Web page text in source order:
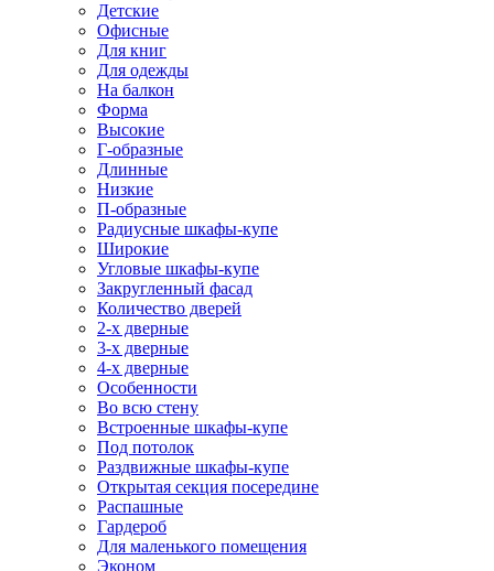
Детские
Офисные
Для книг
Для одежды
На балкон
Форма
Высокие
Г-образные
Длинные
Низкие
П-образные
Радиусные шкафы-купе
Широкие
Угловые шкафы-купе
Закругленный фасад
Количество дверей
2-х дверные
3-х дверные
4-х дверные
Особенности
Во всю стену
Встроенные шкафы-купе
Под потолок
Раздвижные шкафы-купе
Открытая секция посередине
Распашные
Гардероб
Для маленького помещения
Эконом